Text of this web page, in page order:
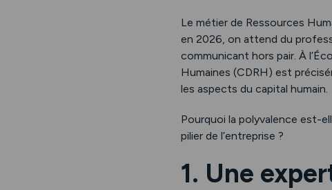
Le métier de Ressources
en 2026, on attend du
communicant hors pair. À
Humaines (CDRH) est
les aspects du capital humain.
Pourquoi la polyvalence est-
pilier de l’entreprise ?
1. Une